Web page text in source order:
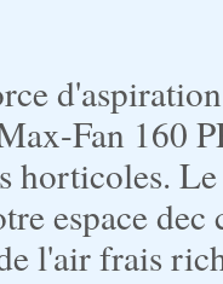
Fan 160
horticoles.
espace
l'air frais